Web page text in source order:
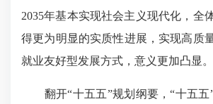
2035年基本实现社会主义现代化，全
得更为明显的实质性进展，实现高质
就业友好型发展方式，意义更加凸显。
翻开“十五五”规划纲要，“十五五